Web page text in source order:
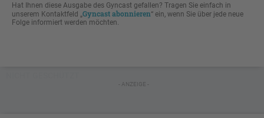
Hat Ihnen diese Ausgabe des Gyncast gefallen? Tragen Sie einfach in
unserem Kontaktfeld „ Gyncast abonnieren“ ein, wenn Sie über jede neue
Folge informiert werden möchten.
- ANZEIGE -